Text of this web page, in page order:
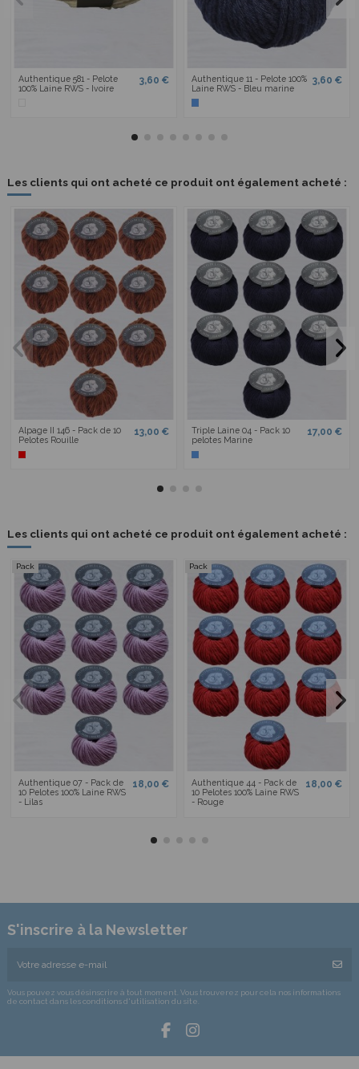
Authentique 581 - Pelote
100% Laine RWS - Ivoire
3,60 €
Authentique 11 - Pelote 100%
Laine RWS - Bleu marine
3,60 €
Les clients qui ont acheté ce produit ont également acheté :
Alpage II 146 - Pack de 10
Pelotes Rouille
13,00 €
Triple Laine 04 - Pack 10
pelotes Marine
17,00 €
Les clients qui ont acheté ce produit ont également acheté :
Pack
Authentique 07 - Pack de
10 Pelotes 100% Laine RWS
- Lilas
18,00 €
Pack
Authentique 44 - Pack de
10 Pelotes 100% Laine RWS
- Rouge
18,00 €
S'inscrire à la Newsletter
Vous pouvez vous désinscrire à tout moment. Vous trouverez pour cela nos informations
de contact dans les conditions d'utilisation du site.